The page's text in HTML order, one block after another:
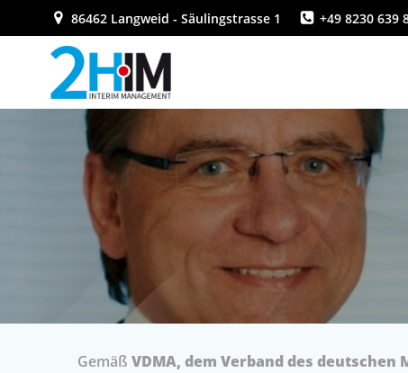
Inhalt
springen
86462 Langweid - Säulingstrasse 1 +49 8230 639
Gemäß VDMA, dem Verband des deutschen